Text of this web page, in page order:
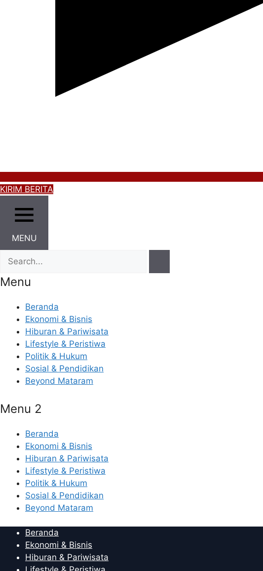
KIRIM BERITA
MENU
Menu
Beranda
Ekonomi & Bisnis
Hiburan & Pariwisata
Lifestyle & Peristiwa
Politik & Hukum
Sosial & Pendidikan
Beyond Mataram
Menu 2
Beranda
Ekonomi & Bisnis
Hiburan & Pariwisata
Lifestyle & Peristiwa
Politik & Hukum
Sosial & Pendidikan
Beyond Mataram
Beranda
Ekonomi & Bisnis
Hiburan & Pariwisata